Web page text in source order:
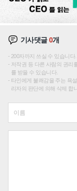
기사댓글0개
200자까지 쓰실 수 있습니다
저작권 등 다른 사람의 권리
를 받을 수 있습니다.
타인에게 불쾌감을 주는 욕
리자의 판단에 의해 삭제 합